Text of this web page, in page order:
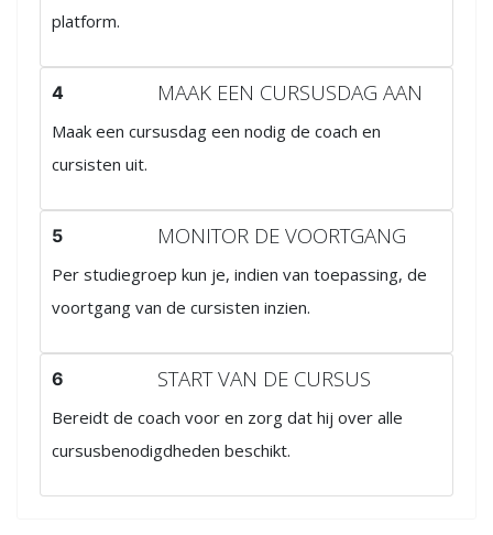
platform.
4 MAAK EEN CURSUSDAG AAN
Maak een cursusdag een nodig de coach en
cursisten uit.
5 MONITOR DE VOORTGANG
Per studiegroep kun je, indien van toepassing, de
voortgang van de cursisten inzien.
6 START VAN DE CURSUS
Bereidt de coach voor en zorg dat hij over alle
cursusbenodigdheden beschikt.